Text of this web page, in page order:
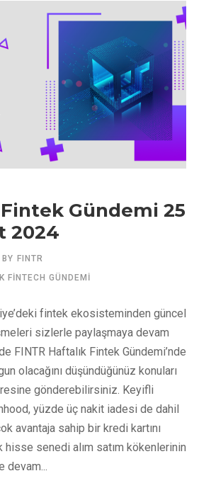
Gündemi 25
2024
BY FINTR
FINTECH GÜNDEMI
fintek ekosisteminden güncel
sizlerle paylaşmaya devam
FINTR Haftalık Fintek Gündemi’nde
olacağını düşündüğünüz konuları
gönderebilirsiniz. Keyifli
yüzde üç nakit iadesi de dahil
avantaja sahip bir kredi kartını
senedi alım satım kökenlerinin